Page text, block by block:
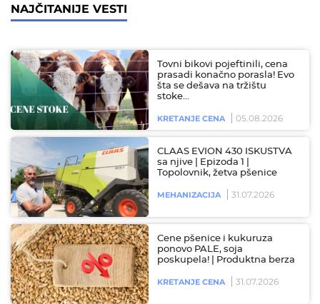
NAJČITANIJE VESTI
Tovni bikovi pojeftinili, cena
prasadi konačno porasla! Evo
šta se dešava na tržištu
stoke…
KRETANJE CENA 05.08.2026
CLAAS EVION 430 ISKUSTVA
sa njive | Epizoda 1 |
Topolovnik, žetva pšenice
MEHANIZACIJA 31.07.2026
Cene pšenice i kukuruza
ponovo PALE, soja
poskupela! | Produktna berza
KRETANJE CENA 31.07.2026